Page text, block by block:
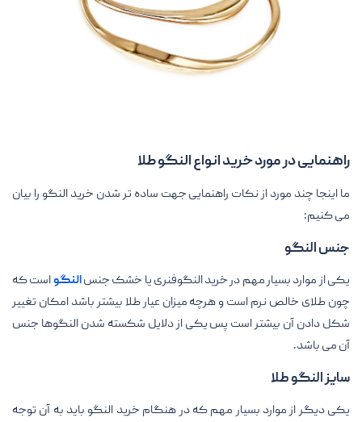
راهنمایی در مورد خرید انواع النگو طلا
ما اینجا چند مورد از نکات راهنمایی جهت ساده تر شدن خرید النگو را بیان
می کنیم:
جنس النگو
یکی از موارد بسیار مهم در خرید النگوفنری یا خشک جنسالنگواست که
چون طلای خالص نرم است و هرچه میزان عیار طلا بیشتر باشد امکان تغییر
شکل دادن آن بیشتر است پس یکی از دلایل شکسته شدن النگوها جنس
آن می باشد.
سایز النگو طلا
یکی دیگر از موارد بسیار مهم که در هنگام خرید النگو باید به آن توجه